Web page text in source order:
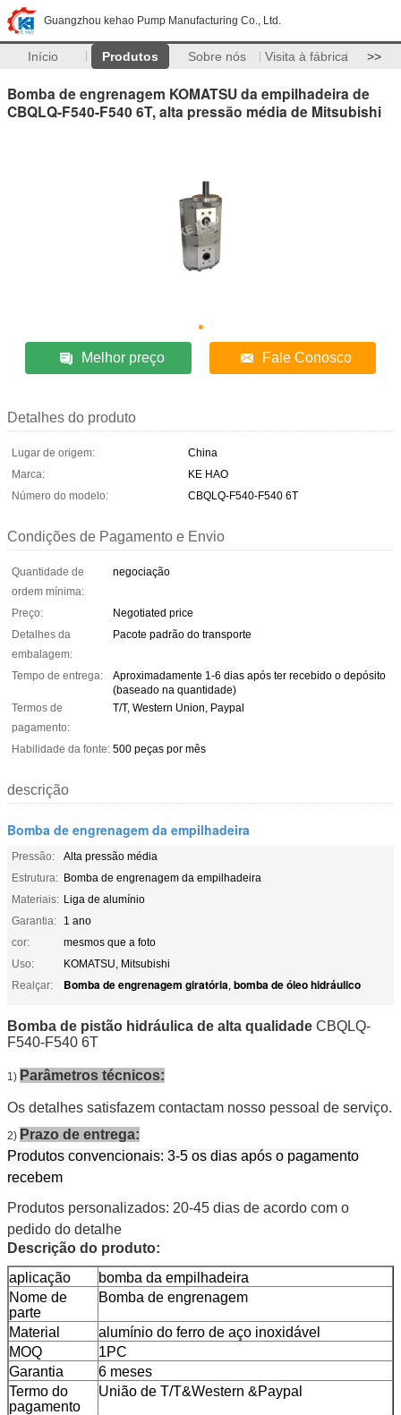
Guangzhou kehao Pump Manufacturing Co., Ltd.
Início Produtos Sobre nós Visita à fábrica >>
Bomba de engrenagem KOMATSU da empilhadeira de
CBQLQ-F540-F540 6T, alta pressão média de Mitsubishi
Melhor preço Fale Conosco
Detalhes do produto
Lugar de origem:
China
Marca:
KE HAO
Número do modelo:
CBQLQ-F540-F540 6T
Condições de Pagamento e Envio
Quantidade de
ordem mínima:
negociação
Preço:
Negotiated price
Detalhes da
embalagem:
Pacote padrão do transporte
Tempo de entrega:
Aproximadamente 1-6 dias após ter recebido o depósito
(baseado na quantidade)
Termos de
pagamento:
T/T, Western Union, Paypal
Habilidade da fonte: 500 peças por mês
descrição
Bomba de engrenagem da empilhadeira
Pressão:
Alta pressão média
Estrutura: Bomba de engrenagem da empilhadeira
Materiais: Liga de alumínio
Garantia:
1 ano
cor:
mesmos que a foto
Uso:
KOMATSU, Mitsubishi
Realçar:
Bomba de engrenagem giratória, bomba de óleo hidráulico
Bomba de pistão hidráulica de alta qualidade CBQLQ-
F540-F540 6T
1) Parâmetros técnicos:
Os detalhes satisfazem contactam nosso pessoal de serviço.
2) Prazo de entrega:
Produtos convencionais: 3-5 os dias após o pagamento
recebem
Produtos personalizados: 20-45 dias de acordo com o
pedido do detalhe
Descrição do produto:
aplicação
bomba da empilhadeira
Nome de
parte
Bomba de engrenagem
Material
alumínio do ferro de aço inoxidável
MOQ
1PC
Garantia
6 meses
Termo do
pagamento
União de T/T&Western &Paypal